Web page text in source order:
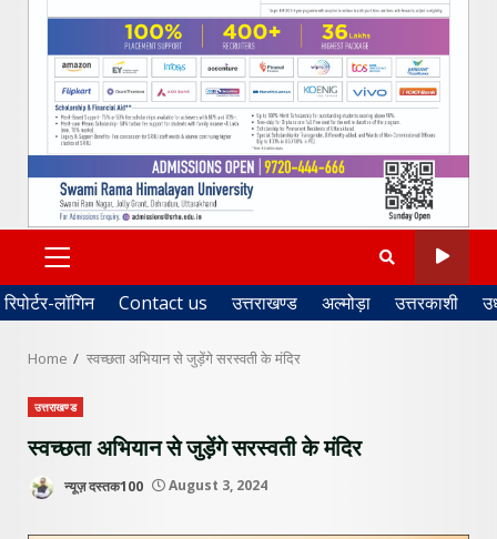
PRIMARY
MENU
रिपोर्टर-लॉगिन Contact us उत्तराखण्ड अल्मोड़ा उत्तरकाशी
Home स्वच्छता अभियान से जुड़ेंगे सरस्वती के मंदिर
उत्तराखण्ड
स्वच्छता अभियान से जुड़ेंगे सरस्वती के मंदिर
न्यूज़ दस्तक100 August 3, 2024